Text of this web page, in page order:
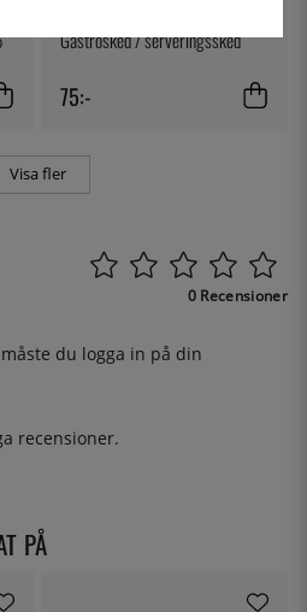
Gastrosked / serveringssked
75:-
Visa fler
0 Recensioner
du logga in på din
recensioner.
PÅ